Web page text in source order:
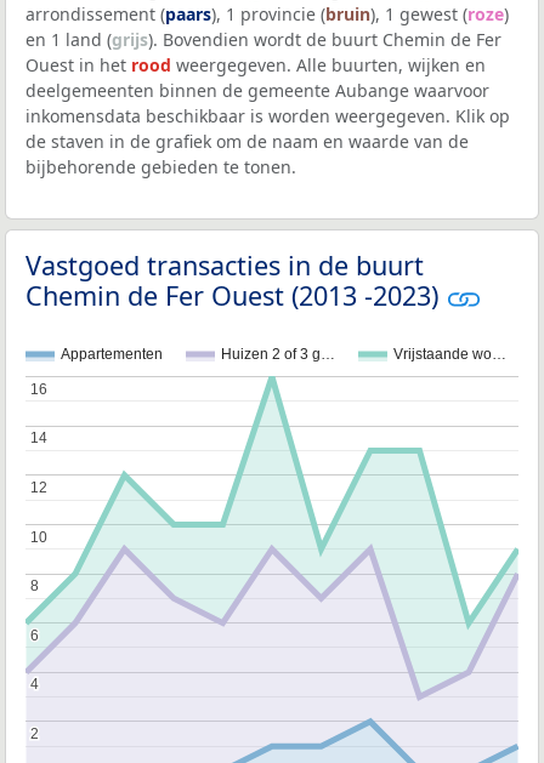
arrondissement (paars), 1 provincie (bruin), 1 gewest (roze)
en 1 land (grijs). Bovendien wordt de buurt Chemin de Fer
Ouest in het rood weergegeven. Alle buurten, wijken en
deelgemeenten binnen de gemeente Aubange waarvoor
inkomensdata beschikbaar is worden weergegeven. Klik op
de staven in de grafiek om de naam en waarde van de
bijbehorende gebieden te tonen.
Vastgoed transacties in de buurt
Chemin de Fer Ouest (2013 -2023)
Appartementen Huizen 2 of 3 g… Vrijstaande wo…
2
2
4
4
6
6
8
8
10
10
12
12
14
14
16
16